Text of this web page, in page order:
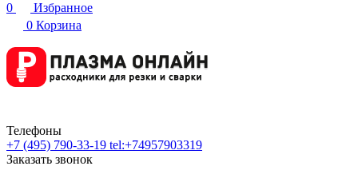
0
Избранное
0 Корзина
Телефоны
+7 (495) 790-33-19 tel:+74957903319
Заказать звонок